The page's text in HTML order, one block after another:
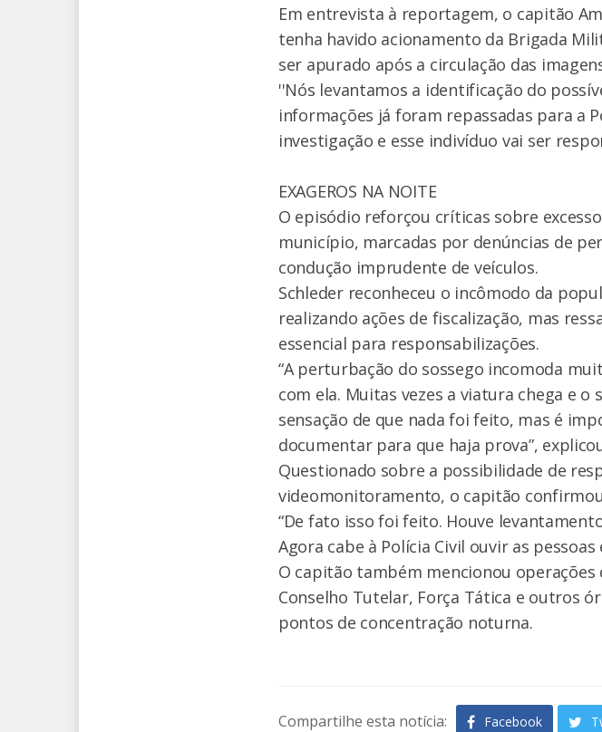
Em entrevista à reportagem, o capitão
tenha havido acionamento da Brigada
ser apurado após a circulação das
''Nós levantamos a identificação do
informações já foram repassadas para a
investigação e esse indivíduo vai ser
EXAGEROS NA NOITE
O episódio reforçou críticas sobre
município, marcadas por denúncias de
condução imprudente de veículos.
Schleder reconheceu o incômodo da
realizando ações de fiscalização, mas
essencial para responsabilizações.
“A perturbação do sossego incomoda
com ela. Muitas vezes a viatura chega e
sensação de que nada foi feito, mas é
documentar para que haja prova”,
Questionado sobre a possibilidade de
videomonitoramento, o capitão
“De fato isso foi feito. Houve
Agora cabe à Polícia Civil ouvir as
O capitão também mencionou
Conselho Tutelar, Força Tática e outros
pontos de concentração noturna.
Compartilhe esta notícia: Facebook